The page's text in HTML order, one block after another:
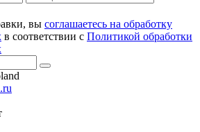
вы соглашаетесь на обработку
в соответствии с Политикой обработки